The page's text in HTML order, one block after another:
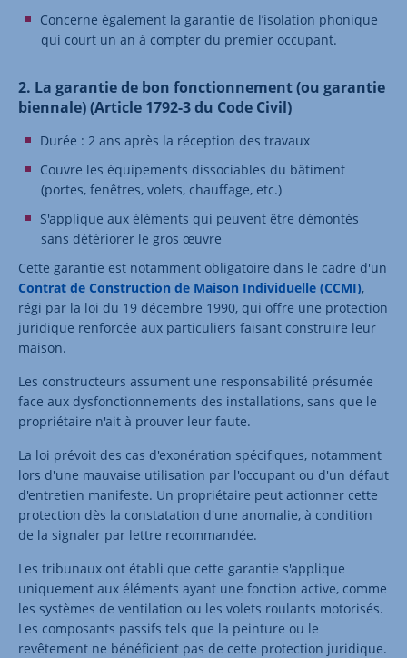
Concerne également la garantie de l’isolation phonique
qui court un an à compter du premier occupant.
2. La garantie de bon fonctionnement (ou garantie
biennale) (Article 1792-3 du Code Civil)
Durée : 2 ans après la réception des travaux
Couvre les équipements dissociables du bâtiment
(portes, fenêtres, volets, chauffage, etc.)
S'applique aux éléments qui peuvent être démontés
sans détériorer le gros œuvre
Cette garantie est notamment obligatoire dans le cadre d'un
Contrat de Construction de Maison Individuelle (CCMI),
régi par la loi du 19 décembre 1990, qui offre une protection
juridique renforcée aux particuliers faisant construire leur
maison.
Les constructeurs assument une responsabilité présumée
face aux dysfonctionnements des installations, sans que le
propriétaire n'ait à prouver leur faute.
La loi prévoit des cas d'exonération spécifiques, notamment
lors d'une mauvaise utilisation par l'occupant ou d'un défaut
d'entretien manifeste. Un propriétaire peut actionner cette
protection dès la constatation d'une anomalie, à condition
de la signaler par lettre recommandée.
Les tribunaux ont établi que cette garantie s'applique
uniquement aux éléments ayant une fonction active, comme
les systèmes de ventilation ou les volets roulants motorisés.
Les composants passifs tels que la peinture ou le
revêtement ne bénéficient pas de cette protection juridique.